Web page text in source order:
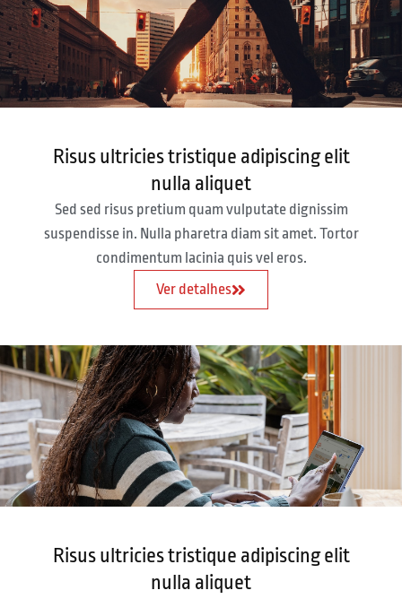
Risus ultricies tristique adipiscing elit
nulla aliquet
Sed sed risus pretium quam vulputate dignissim
suspendisse in. Nulla pharetra diam sit amet. Tortor
condimentum lacinia quis vel eros.
Ver detalhes
Risus ultricies tristique adipiscing elit
nulla aliquet